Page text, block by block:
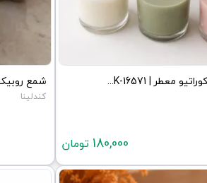
شمع لیوانی دکوراتیو معطر | JCHK-16571
180,000 تومان
کندلینا